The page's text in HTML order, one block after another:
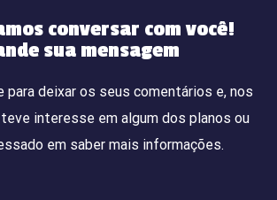
conversar com você!
sua mensagem
para deixar os seus comentários e, nos
interesse em algum dos planos ou
em saber mais informações.